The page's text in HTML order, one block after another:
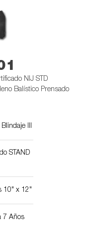
NIJ STD
Balístico Prensado
III​
STAND
10" x 12"​
7 Años​